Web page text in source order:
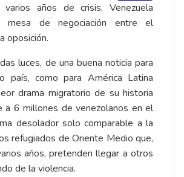
años de crisis, Venezuela
de negociación entre el
oposición.
luces, de una buena noticia para
país, como para América Latina
drama migratorio de su historia
a 6 millones de venezolanos en el
desolador solo comparable a la
refugiados de Oriente Medio que,
años, pretenden llegar a otros
de la violencia.